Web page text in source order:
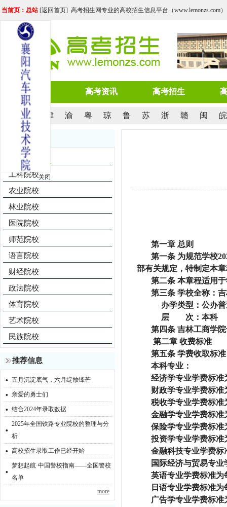
当前页：总站[返回首页] 高考招生网专业的高校招生信息平台（www.lemonzs.com）
网站首页 高考资讯 高考招生
沪 津 渝 粤 琼 鲁 苏 浙 赣 闽 皖
院校导航
综合院校
工科院校
农业院校
林业院校
医院院校
师范院校
语言院校
财经院校
政法院校
体育院校
艺术院校
民族院校
推荐信息
· 五月沉淀底气，六月绽放锋芒
· 亲爱的勇士们
· 结合2024年录取数据
· 2025年全国铁路专业院校的整理与分
析
· 高校招生录取工作已经开始
· 梦想起航·中国警校指南——全国警校
名单
more
第一章 总则
第一条 为规范学校
部有关规定，特制定本
第二条 本章程适用
第三条 学校全称：
办学类型：公办
层 次：本科
第四条 吉林工商学
第二章 收费标准
第五条 学费收取标准
本科专业：
经济学专业学费标准
财政学专业学费标准
税收学专业学费标准
金融学专业学费标准
保险学专业学费标准
投资学专业学费标准
金融科技专业学费标
国际经济与贸易专
英语专业学费标准为
日语专业学费标准
广告学专业学费标准
关闭